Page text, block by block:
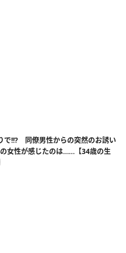
で!!? 同僚男性からの突然のお誘い
女性が感じたのは……【34歳の生